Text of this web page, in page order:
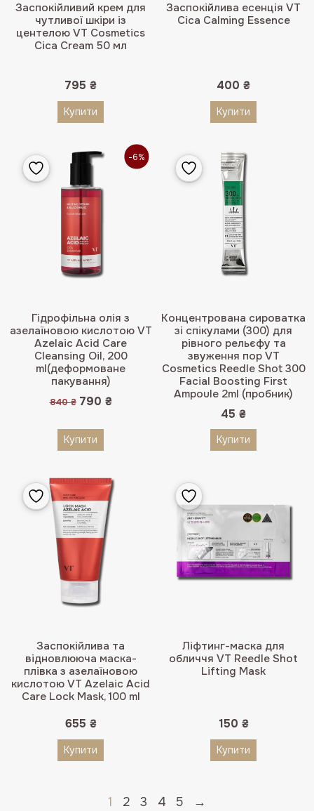
Заспокійливий крем для
чутливої ​​шкіри із
центелою VT Cosmetics
Cica Cream 50 мл
795 ₴
Купити
Заспокійлива есенція VT
Cica Calming Essence
400 ₴
Купити
-6%
Гідрофільна олія з
азелаїновою кислотою VT
Azelaic Acid Care
Cleansing Oil, 200
ml(деформоване
пакування)
840₴ Оригінальна
790 ₴Поточна
Купити
Концентрована сироватка
зі спікулами (300) для
рівного рельєфу та
звуження пор VT
Cosmetics Reedle Shot 300
Facial Boosting First
Ampoule 2ml (пробник)
45 ₴
Купити
Заспокійлива та
відновлююча маска-
плівка з азелаїновою
кислотою VT Azelaic Acid
Care Lock Mask, 100 ml
655 ₴
Купити
Ліфтинг-маска для
обличчя VT Reedle Shot
Lifting Mask
150 ₴
Купити
1 2 3 4 5 →